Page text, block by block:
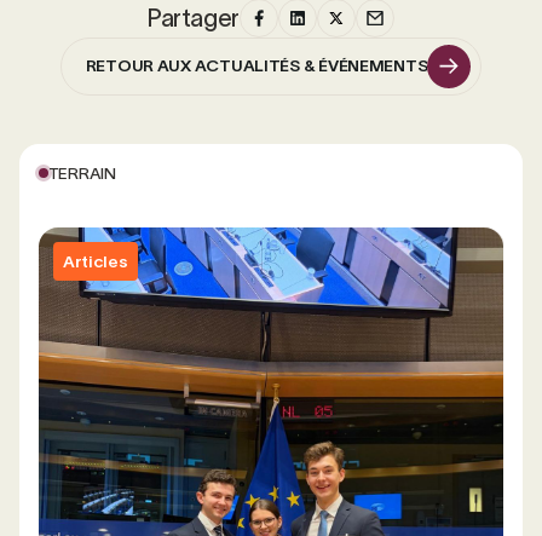
Partager
RETOUR AUX ACTUALITÉS & ÉVÉNEMENTS
TERRAIN
Articles